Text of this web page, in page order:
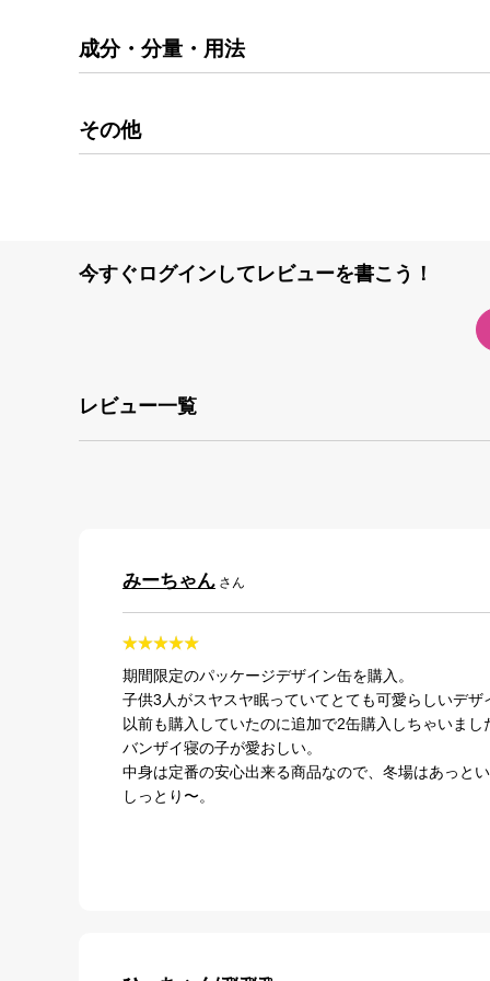
成分・分量・用法
その他
今すぐログインしてレビューを書こう！
レビュー一覧
みーちゃん さん
期間限定のパッケージデザイン缶を購入。
子供3人がスヤスヤ眠っていてとても可愛らしいデザ
以前も購入していたのに追加で2缶購入しちゃいまし
バンザイ寝の子が愛おしい。
中身は定番の安心出来る商品なので、冬場はあっと
しっとり〜。